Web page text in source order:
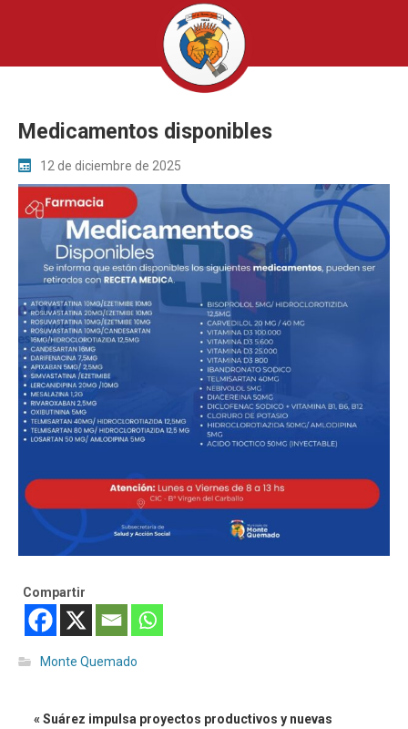
Medicamentos disponibles
12 de diciembre de 2025
Compartir
Monte Quemado
« Suárez impulsa proyectos productivos y nuevas